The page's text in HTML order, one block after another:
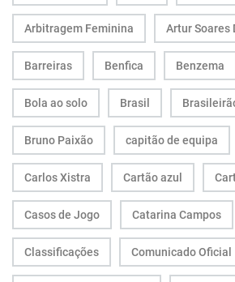
Arbitragem Feminina Artur Soares
Barreiras Benfica Benzema
Bola ao solo Brasil
Bruno Paixão capitão de equipa
Carlos Xistra Cartão azul
Casos de Jogo Catarina Campos
Classificações Comunicado Oficial